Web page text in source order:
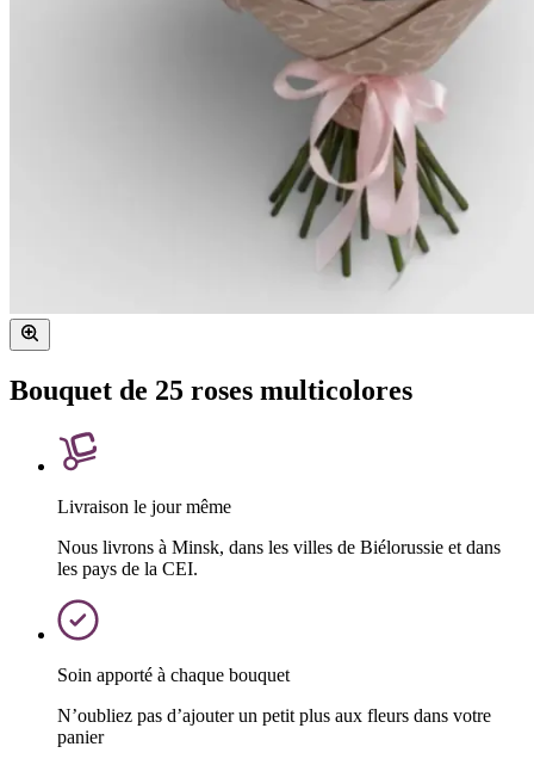
Bouquet de 25 roses multicolores
Livraison le jour même
Nous livrons à Minsk, dans les villes de Biélorussie et dans
les pays de la CEI.
Soin apporté à chaque bouquet
N’oubliez pas d’ajouter un petit plus aux fleurs dans votre
panier